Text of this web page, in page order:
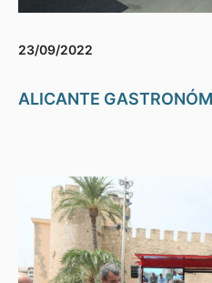
23/09/2022
ALICANTE